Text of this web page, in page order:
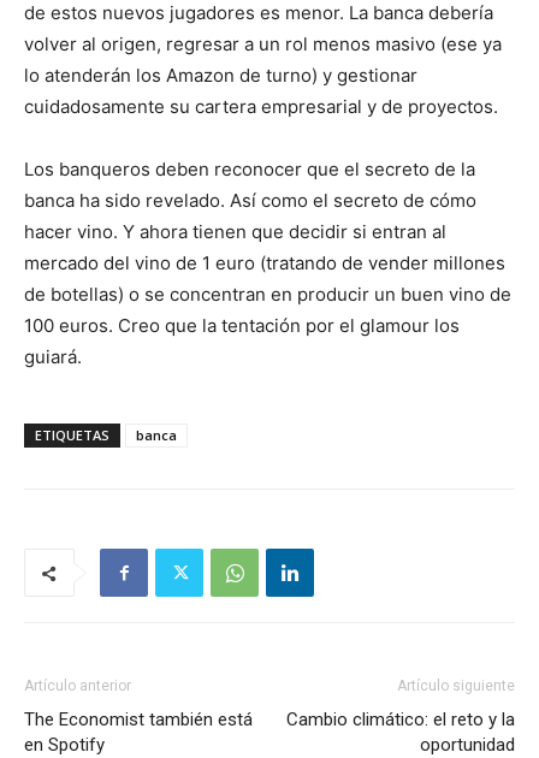
de estos nuevos jugadores es menor. La banca debería
volver al origen, regresar a un rol menos masivo (ese ya
lo atenderán los Amazon de turno) y gestionar
cuidadosamente su cartera empresarial y de proyectos.
Los banqueros deben reconocer que el secreto de la
banca ha sido revelado. Así como el secreto de cómo
hacer vino. Y ahora tienen que decidir si entran al
mercado del vino de 1 euro (tratando de vender millones
de botellas) o se concentran en producir un buen vino de
100 euros. Creo que la tentación por el glamour los
guiará.
ETIQUETAS banca
Artículo anterior
The Economist también está
en Spotify
Artículo siguiente
Cambio climático: el reto y la
oportunidad